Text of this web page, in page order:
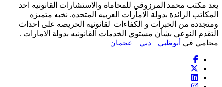
يعد مكتب محمد المرزوقي للمحاماة والاستشارات القانونيه احد
المكاتب الرائدة بدولة الامارات العربيه المتحده. نخبه متميزه
ومتجدده من الخبرات و الكفاءات القانونيه الحريصه على احداث
التقدم النوعي بشأن مستوي الخدمات القانونيه بدولة الامارات .
محامي في أبوظبي - دبي - عجمان